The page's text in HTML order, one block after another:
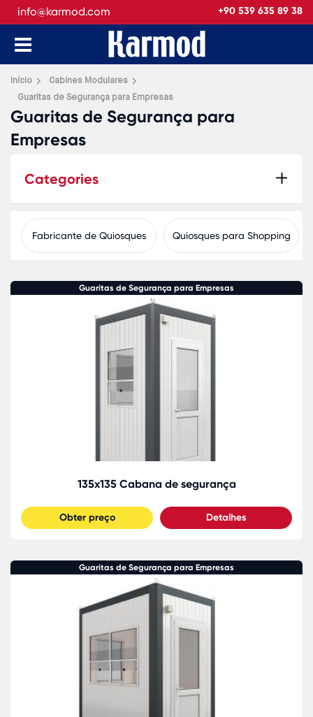
info@karmod.com +90 539 635 89 38
Início
Cabines Modulares
Guaritas de Segurança para Empresas
Guaritas de Segurança para
Empresas
Categories
Fabricante de Quiosques Quiosques para Shopping
Guaritas de Segurança para Empresas
135x135 Cabana de segurança
Obter preço Detalhes
Guaritas de Segurança para Empresas